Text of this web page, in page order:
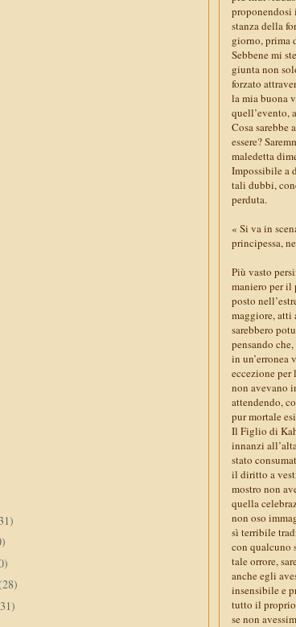
proponendosi
stanza della
giorno, prima
Sebbene mi
giunta non
forzato
la mia buona
quell’evento,
Cosa sarebbe
essere?
maledetta
Impossibile a
tali dubbi,
perduta.
« Si va in
principessa,
Più vasto
maniero per il
posto
maggiore, atti
sarebbero
pensando
in un’erronea
eccezione per
non avevano
attendendo,
pur mortale
Il Figlio di
innanzi
stato
il diritto a
mostro non
quella
non oso
sì terribile
con qualcuno
tale orrore,
anche egli
insensibile e
tutto il proprio
se non